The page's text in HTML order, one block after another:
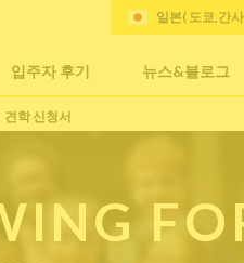
입주자 후기 뉴스&블로그
일본( 도쿄,간
견학 신청서